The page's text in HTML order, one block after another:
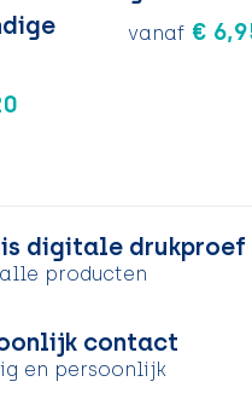
vanaf €
digitale drukproef
producten
contact
en persoonlijk